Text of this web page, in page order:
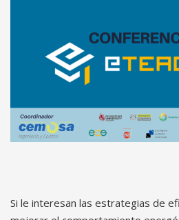
Si le interesan las estrategias de